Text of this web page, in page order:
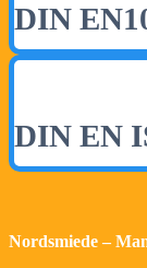
DIN
DIN EN
Nordsmiede –